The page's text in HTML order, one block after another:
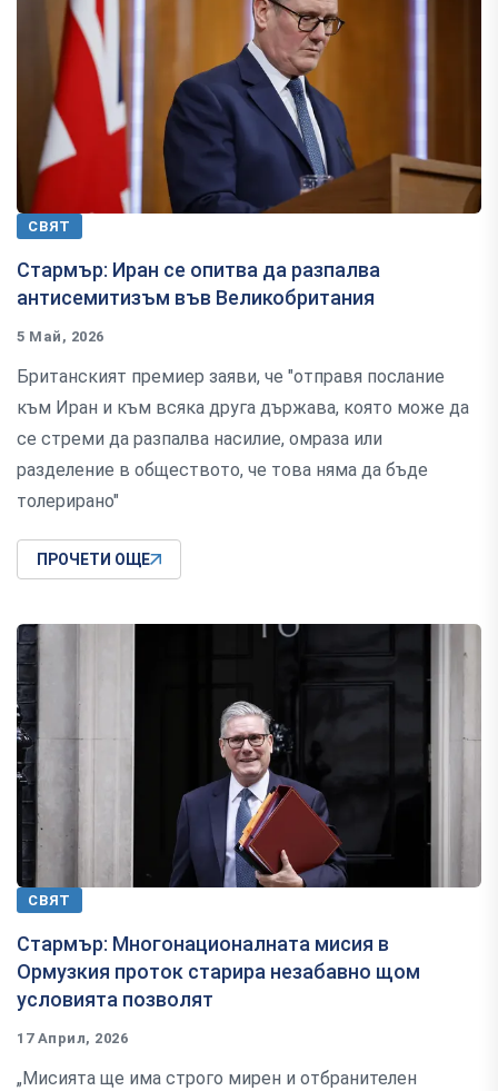
СВЯТ
Стармър: Иран се опитва да разпалва
антисемитизъм във Великобритания
5 Май, 2026
Британският премиер заяви, че "отправя послание
към Иран и към всяка друга държава, която може да
се стреми да разпалва насилие, омраза или
разделение в обществото, че това няма да бъде
толерирано"
ПРОЧЕТИ ОЩЕ
СВЯТ
Стармър: Многонационалната мисия в
Ормузкия проток старира незабавно щом
условията позволят
17 Април, 2026
„Мисията ще има строго мирен и отбранителен